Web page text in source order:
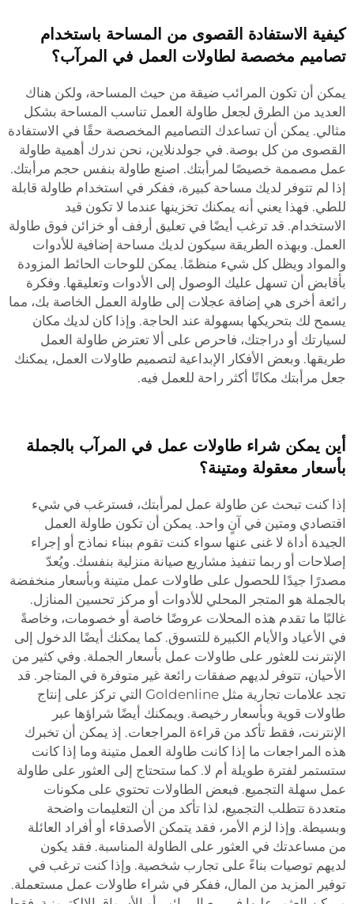
كيفية الاستفادة القصوى من المساحة باستخدام
تصاميم مخصصة لطاولات العمل في المرآب؟
يمكن أن تكون المرائب ضيقة من حيث المساحة، ولكن هناك
العديد من الطرق لجعل طاولة العمل تناسب المساحة بشكل
مثالي. يمكن أن تساعدك التصاميم المخصصة حقًا في الاستفادة
القصوى من كل بوصة. في جولدنلاين، نحن ندرك أهمية طاولة
عمل مصممة خصيصًا لمرأبتك. اصنع طاولة بنفس حجم مرأبتك.
إذا لم تتوفر لديك مساحة كبيرة، ففكر في استخدام طاولة قابلة
للطي. فهذا يعني أنه يمكنك تخزينها عندما لا تكون قيد
الاستخدام. قد ترغب أيضًا في تعليق أرفف أو خزائن فوق طاولة
العمل. وبهذه الطريقة سيكون لديك مساحة إضافية للأدوات
والمواد ويظل كل شيء منظمًا. يمكن للوحات الحائط المزودة
بأقابض أن تسهل عليك الوصول إلى الأدوات وتعليقها. وفكرة
رائعة أخرى هي إضافة عجلات إلى طاولة العمل الخاصة بك، مما
يسمح لك بتحريكها بسهولة عند الحاجة. وإذا كان لديك مكان
لسيارتك أو دراجتك، فاحرص على ألا تعترض طاولة العمل
طريقها. وبعض الأفكار الإبداعية لتصميم طاولات العمل، يمكنك
جعل مرأبتك مكانًا أكثر راحة للعمل فيه.
أين يمكن شراء طاولات عمل في المرآب بالجملة
بأسعار معقولة ومتينة؟
إذا كنت تبحث عن طاولة عمل لمرأبتك، فسترغب في شيء
اقتصادي ومتين في آنٍ واحد. يمكن أن تكون طاولة العمل
الجيدة أداة لا غنى عنها سواء كنت تقوم ببناء نماذج أو إجراء
إصلاحات أو ربما تنفيذ مشاريع صيانة منزلية بنفسك. ويُعدّ
مصدرًا جيدًا للحصول على طاولات عمل متينة وبأسعار منخفضة
بالجملة هو المتجر المحلي للأدوات أو مركز تحسين المنازل.
غالبًا ما تقدم هذه المحلات عروضًا خاصة أو خصومات، وخاصةً
في الأعياد والأيام الكبيرة للتسوق. كما يمكنك أيضًا الدخول إلى
الإنترنت للعثور على طاولات عمل بأسعار الجملة. وفي كثير من
الأحيان، تتوفر لديهم صفقات رائعة غير متوفرة في المتاجر. قد
تجد علامات تجارية مثل Goldenline التي تركز على إنتاج
طاولات قوية وبأسعار رخيصة. ويمكنك أيضًا شراؤها عبر
الإنترنت، فقط تأكد من قراءة المراجعات. إذ يمكن أن تخبرك
هذه المراجعات ما إذا كانت طاولة العمل متينة وما إذا كانت
ستستمر لفترة طويلة أم لا. كما ستحتاج إلى العثور على طاولة
عمل سهلة التجميع. فبعض الطاولات تحتوي على مكونات
متعددة تتطلب التجميع، لذا تأكد من أن التعليمات واضحة
وبسيطة. وإذا لزم الأمر، فقد يتمكن الأصدقاء أو أفراد العائلة
من مساعدتك في العثور على الطاولة المناسبة. فقد يكون
لديهم توصيات بناءً على تجارب شخصية. وإذا كنت ترغب في
توفير المزيد من المال، ففكر في شراء طاولات عمل مستعملة.